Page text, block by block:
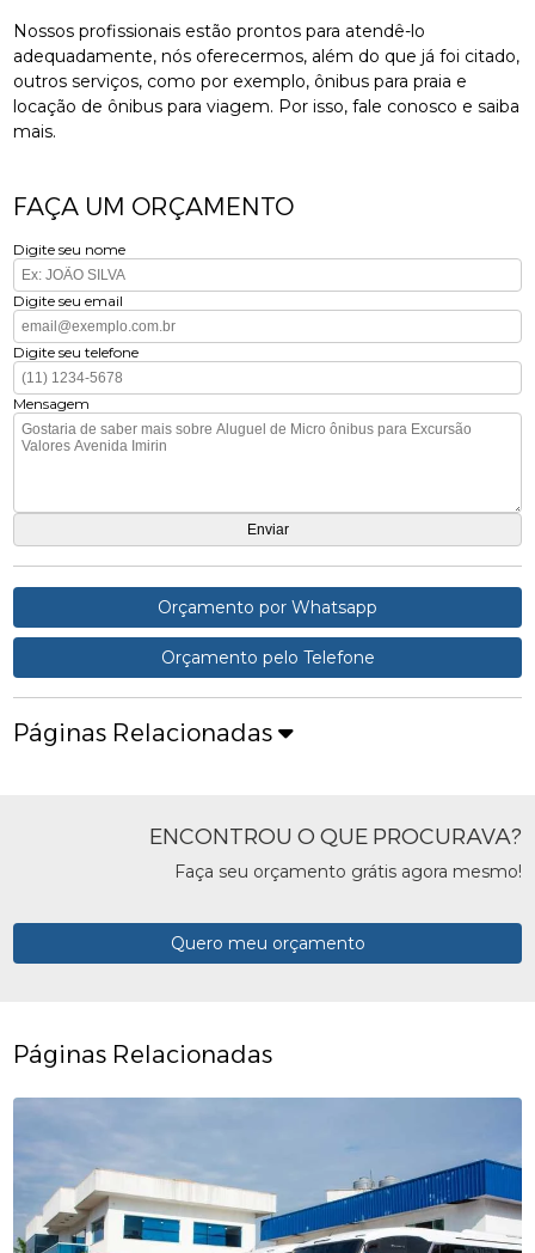
Nossos profissionais estão prontos para atendê-lo
adequadamente, nós oferecermos, além do que já foi citado,
outros serviços, como por exemplo, ônibus para praia e
locação de ônibus para viagem. Por isso, fale conosco e saiba
mais.
FAÇA UM ORÇAMENTO
Digite seu nome
Digite seu email
Digite seu telefone
Mensagem
Orçamento por Whatsapp
Orçamento pelo Telefone
Páginas Relacionadas
ENCONTROU O QUE PROCURAVA?
Faça seu orçamento grátis agora mesmo!
Quero meu orçamento
Páginas Relacionadas